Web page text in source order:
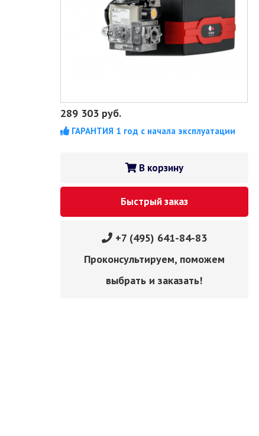
289 303 руб.
ГАРАНТИЯ 1 год с начала эксплуатации
В корзину
Быстрый заказ
+7 (495) 641-84-83
Проконсультируем, поможем
выбрать и заказать!